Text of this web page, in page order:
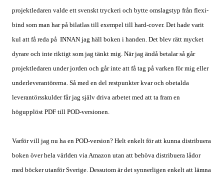
projektledaren valde ett svenskt tryckeri och bytte omslagstyp från flexi-
bind som man har på bilatlas till exempel till hard-cover. Det hade varit
kul att få reda på INNAN jag häll boken i handen. Det blev rätt mycket
dyrare och inte riktigt som jag tänkt mig. När jag ändå betalar så går
projektledaren under jorden och går inte att få tag på varken för mig eller
underleverantörerna. Så med en del restpunkter kvar och obetalda
leverantörsskulder får jag själv driva arbetet med att ta fram en
högupplöst PDF till POD-versionen.
Varför vill jag nu ha en POD-version? Helt enkelt för att kunna distribuera
boken över hela världen via Amazon utan att behöva distribuera lådor
med böcker utanför Sverige. Dessutom är det synnerligen enkelt att lämna